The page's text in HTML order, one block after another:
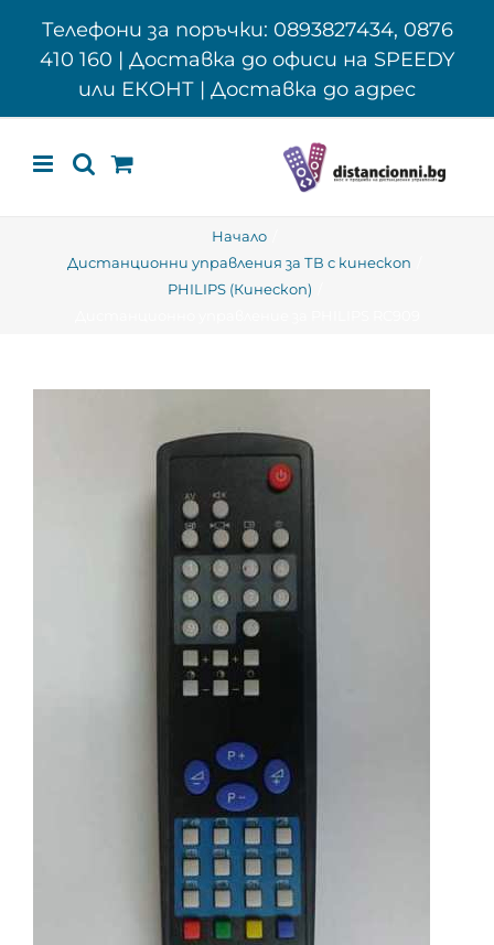
Телефони за поръчки: 0893827434, 0876
410 160 | Доставка до офиси на SPEEDY
или ЕКОНТ | Доставка до адрес
Начало
Дистанционни управления за ТВ с кинескоп
PHILIPS (Кинескоп)